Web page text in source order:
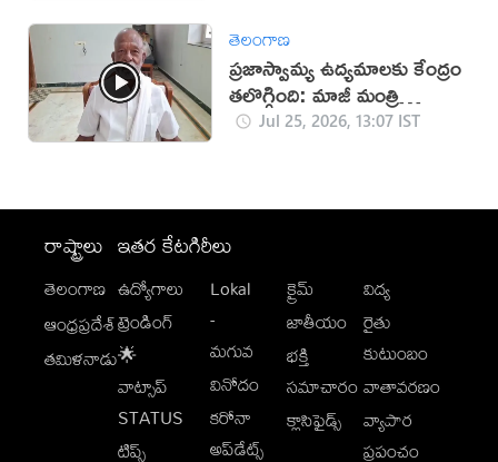
తెలంగాణ
ప్రజాస్వామ్య ఉద్యమాలకు కేంద్రం
తలొగ్గింది: మాజీ మంత్రి
రఘువీరారెడ్డి
Jul 25, 2026, 13:07 IST
రాష్ట్రాలు
తెలంగాణ
ఆంధ్రప్రదేశ్
తమిళనాడు
ఇతర కేటగిరీలు
ఉద్యోగాలు
ట్రెండింగ్
🌟
వాట్సాప్
STATUS
టిప్స్
Lokal
-
మగువ
వినోదం
కరోనా
అప్‌డేట్స్
క్రైమ్
జాతీయం
భక్తి
సమాచారం
క్లాసిఫైడ్స్
విద్య
రైతు
కుటుంబం
వాతావరణం
వ్యాపార
ప్రపంచం